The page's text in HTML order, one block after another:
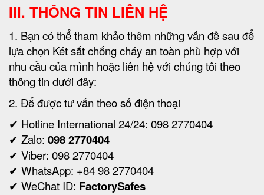
III. THÔNG TIN LIÊN HỆ
1. Bạn có thể tham khảo thêm những vấn đề sau để
lựa chọn Két sắt chống cháy an toàn phù hợp với
nhu cầu của mình hoặc liên hệ với chúng tôi theo
thông tin dưới đây:
2. Để được tư vấn theo số điện thoại
✔ Hotline International 24/24: 098 2770404
✔ Zalo: 098 2770404
✔ Viber: 098 2770404
✔ WhatsApp: +84 98 2770404
✔ WeChat ID: FactorySafes